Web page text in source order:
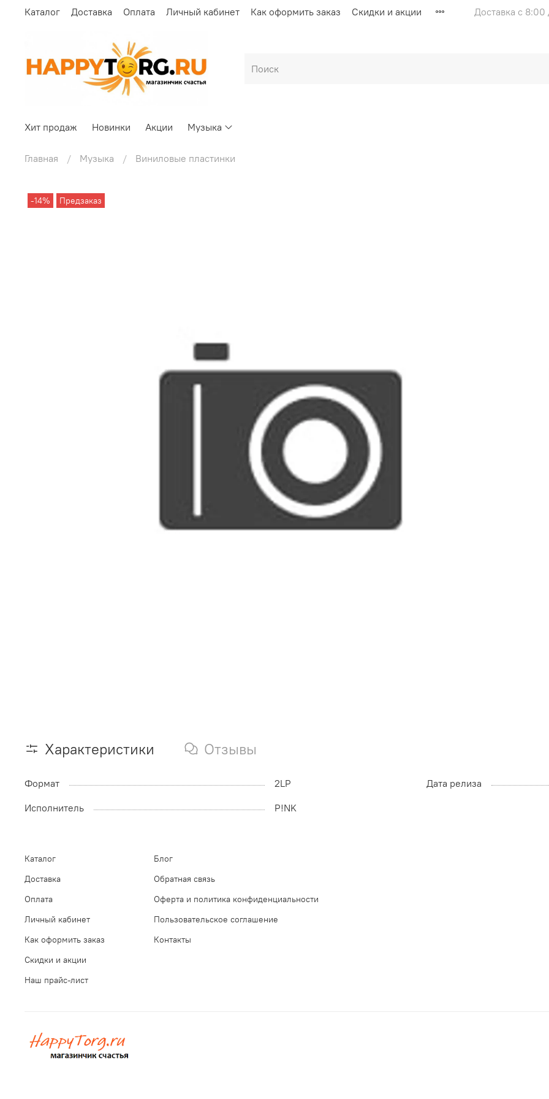
Каталог Доставка Оплата Личный кабинет Как оформить заказ Скидки и акции Доставка с
Хит продаж Новинки Акции Музыка
Главная Музыка Виниловые пластинки
-14% Предзаказ
Характеристики Отзывы
Формат 2LP
Дата релиза
Исполнитель
P!NK
Каталог
Доставка
Оплата
Личный кабинет
Как оформить заказ
Скидки и акции
Наш прайс-лист
Блог
Обратная связь
Оферта и политика конфиденциальности
Пользовательское соглашение
Контакты